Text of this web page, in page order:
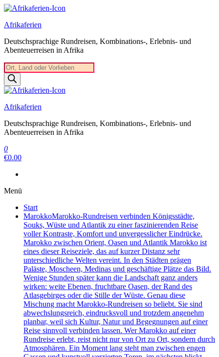
Zum
springen
Afrikaferien
Deutschsprachige Rundreisen, Kombinations-, Erlebnis- und
Abenteuerreisen in Afrika
Products
search
Afrikaferien
Deutschsprachige Rundreisen, Kombinations-, Erlebnis- und
Abenteuerreisen in Afrika
0
€0.00
Menü
Start
MarokkoMarokko-Rundreisen verbinden Königsstädte,
Souks, Wüste und Atlantik zu einer faszinierenden Reise
voller Kontraste, Komfort und unvergesslicher Eindrücke.
Marokko zwischen Orient, Oasen und Atlantik Marokko ist
eines dieser Reiseziele, das auf kurzer Distanz sehr
unterschiedliche Welten vereint. In den Städten prägen
Paläste, Moscheen, Medinas und geschäftige Plätze das Bild.
Wenige Stunden später kann die Landschaft ganz anders
wirken: weite Ebenen, fruchtbare Oasen, der Rand des
Atlasgebirges oder die Stille der Wüste. Genau diese
Mischung macht Marokko-Rundreisen so beliebt. Sie sind
abwechslungsreich, eindrucksvoll und trotzdem angenehm
planbar, weil sich Kultur, Natur und Begegnungen auf einer
Reise sinnvoll verbinden lassen. Wer Marokko auf einer
Rundreise erlebt, reist nicht nur von Ort zu Ort, sondern durch
Atmosphären. Ein Moment lang steht man zwischen engen